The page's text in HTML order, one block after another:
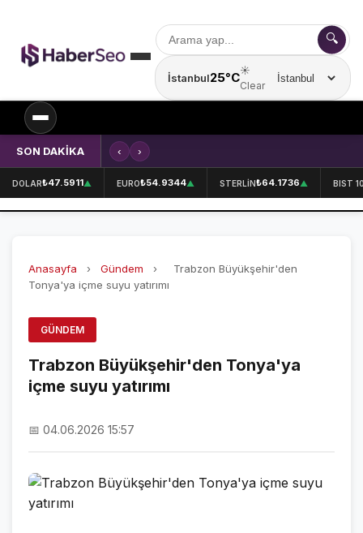
🔍
İstanbul25°C☀️
Clear
Şehir seçin
SPOR
SPOR HABERLERİ
FENERBAHÇE
ÖZEL SAYFALAR
NAMAZ VAKİTLERİ
KRİPTO PARALAR
NÖBETÇİ ECZANELER
SON DAKİKA ‹ ›
DOLAR₺47.5911▲ EURO₺54.9344▲ STERLİN₺64.1736▲ BIST
Anasayfa › Gündem ›
Trabzon Büyükşehir'den
Tonya'ya içme suyu yatırımı
GÜNDEM
Trabzon Büyükşehir'den Tonya'ya
içme suyu yatırımı
📅 04.06.2026 15:57